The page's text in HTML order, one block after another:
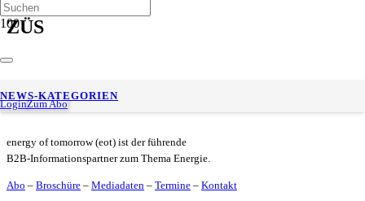
LoginZum Abo
NEWS-KATEGORIEN
ZÜS
DEKRA: Cyber-Sicherheit ist für Anlagen jetzt Pflicht
energy of tomorrow (eot) ist der führende
B2B-Informationspartner zum Thema Energie.
Abo – Broschüre – Mediadaten – Termine – Kontakt